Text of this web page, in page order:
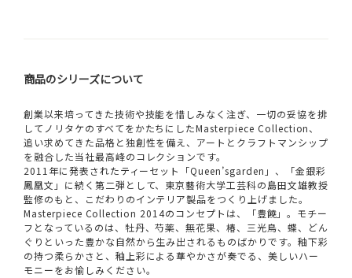
商品のシリーズについて
創業以来培ってきた技術や技能を惜しみなく注ぎ、一切の妥協を排
してノリタケのすべてをかたちにしたMasterpiece Collection、
追い求めてきた品格と独創性を備え、アートとクラフトマンシップ
を融合した当社最高峰のコレクションです。
2011年に発表されたティーセット「Queen’sgarden」、「金銀彩
鳳凰文」に続く第二弾として、東京藝術大学工芸科の島田文雄教授
監修のもと、こだわりのインテリア製品をつくり上げました。
Masterpiece Collection 2014のコンセプトは、「豊饒」。モチー
フとなっているのは、牡丹、芍薬、無花果、椿、三光鳥、蝶、どん
ぐりといった豊かな自然から生み出されるものばかりです。釉下彩
の持つ柔らかさと、釉上彩による華やかさが奏でる、美しいハー
モニーをお愉しみください。